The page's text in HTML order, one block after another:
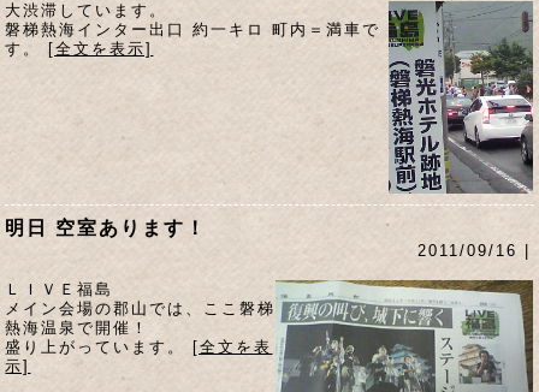
大渋滞しています。
磐梯熱海インター出口 約一キロ 町内＝満車で
す。
[全文を表示]
明日 空室あります！
2011/09/16 |
ＬＩＶＥ福島
メイン会場の郡山では、ここ磐梯
熱海温泉で開催！
盛り上がっています。
[全文を表
示]